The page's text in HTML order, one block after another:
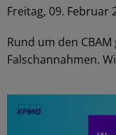
Freitag, 09. Februar
Rund um den
Falschannahmen.